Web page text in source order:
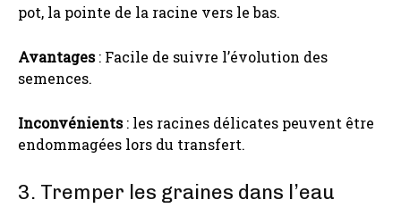
pot, la pointe de la racine vers le bas.
Avantages: Facile de suivre l’évolution des
semences.
Inconvénients: les racines délicates peuvent être
endommagées lors du transfert.
3. Tremper les graines dans l’eau